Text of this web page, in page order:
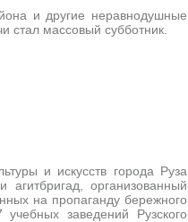
и другие неравнодушные
стал массовый субботник.
и искусств города Руза
агитбригад, организованный
на пропаганду бережного
заведений Рузского